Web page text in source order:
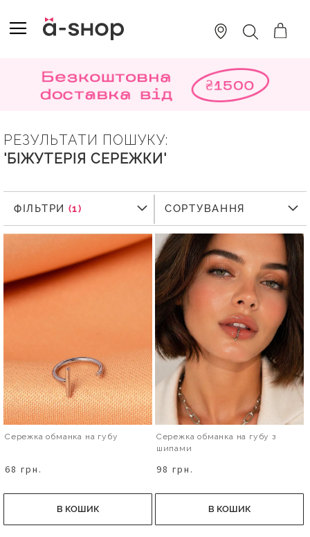
TO
CONTENT
ПОШУК
РЕЗУЛЬТАТИ ПОШУКУ:
'БІЖУТЕРІЯ СЕРЕЖКИ'
ФІЛЬТРИ
ФІЛЬТРИ СОРТУВАННЯ
Сережка обманка на губу
68 грн.
В КОШИК
Сережка обманка на губу з
шипами
98 грн.
В КОШИК